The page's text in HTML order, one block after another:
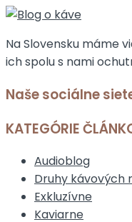
Na Slovensku máme
ich spolu s nami
Naše sociálne
KATEGÓRIE
Audioblog
Druhy kávových
Exkluzívne
Kaviarne